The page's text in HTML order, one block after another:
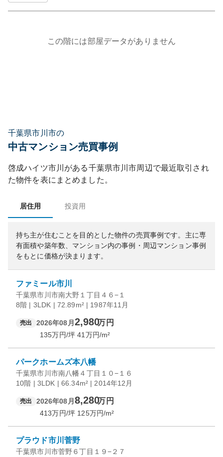
この階には部屋データがありません
千葉県市川市の
中古マンション売買事例
啓成ハイツ市川 がある千葉県市川市周辺で最近取引され
た物件を表にまとめました。
居住用 投資用
持ち主が住むことを目的とした物件の売買事例です。 主に専
有面積や築年数、マンション内の事例・周辺マンション事例
をもとに価格が決まります。
ファミール市川
千葉県市川市南大野１丁目４６−１
8階 | 3LDK | 72.89m² | 1987年11月
売出 2026年08月 2,980万円
135万円/坪 41 万円/m²
パークホームズ本八幡
千葉県市川市南八幡４丁目１０−１６
10階 | 3LDK | 66.34m² | 2014年12月
売出 2026年08月 8,280万円
413万円/坪 125万円/m²
プラウド市川菅野
千葉県市川市菅野６丁目１９−２７